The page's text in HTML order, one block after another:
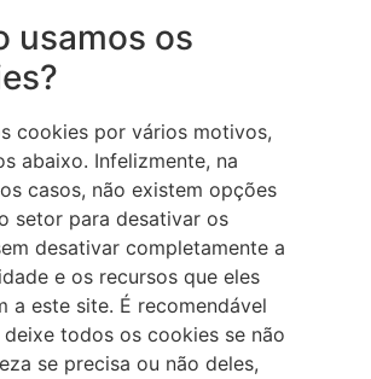
usamos os
cookies por vários motivos,
abaixo. Infelizmente, na
casos, não existem opções
setor para desativar os
desativar completamente a
e os recursos que eles
a este site. É recomendável
todos os cookies se não
se precisa ou não deles,